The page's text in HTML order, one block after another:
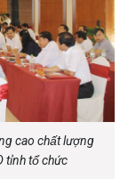
cao chất lượng
tỉnh tổ chức